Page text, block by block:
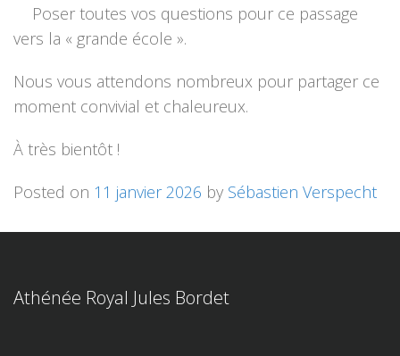
Poser toutes vos questions pour ce passage
vers la « grande école ».
Nous vous attendons nombreux pour partager ce
moment convivial et chaleureux.
À très bientôt !
Posted on 11 janvier 2026 by Sébastien Verspecht
Athénée Royal Jules Bordet